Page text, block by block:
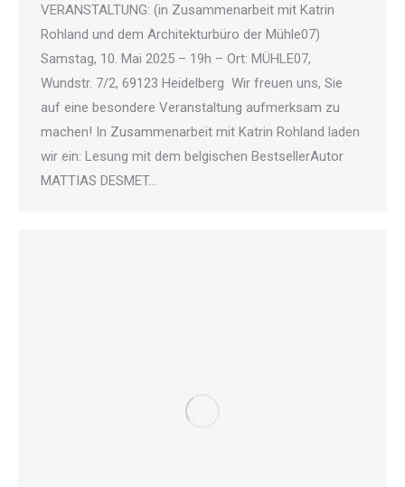
VERANSTALTUNG: (in Zusammenarbeit mit Katrin
Rohland und dem Architekturbüro der Mühle07)
Samstag, 10. Mai 2025 – 19h – Ort: MÜHLE07,
Wundstr. 7/2, 69123 Heidelberg Wir freuen uns, Sie
auf eine besondere Veranstaltung aufmerksam zu
machen! In Zusammenarbeit mit Katrin Rohland laden
wir ein: Lesung mit dem belgischen BestsellerAutor
MATTIAS DESMET…